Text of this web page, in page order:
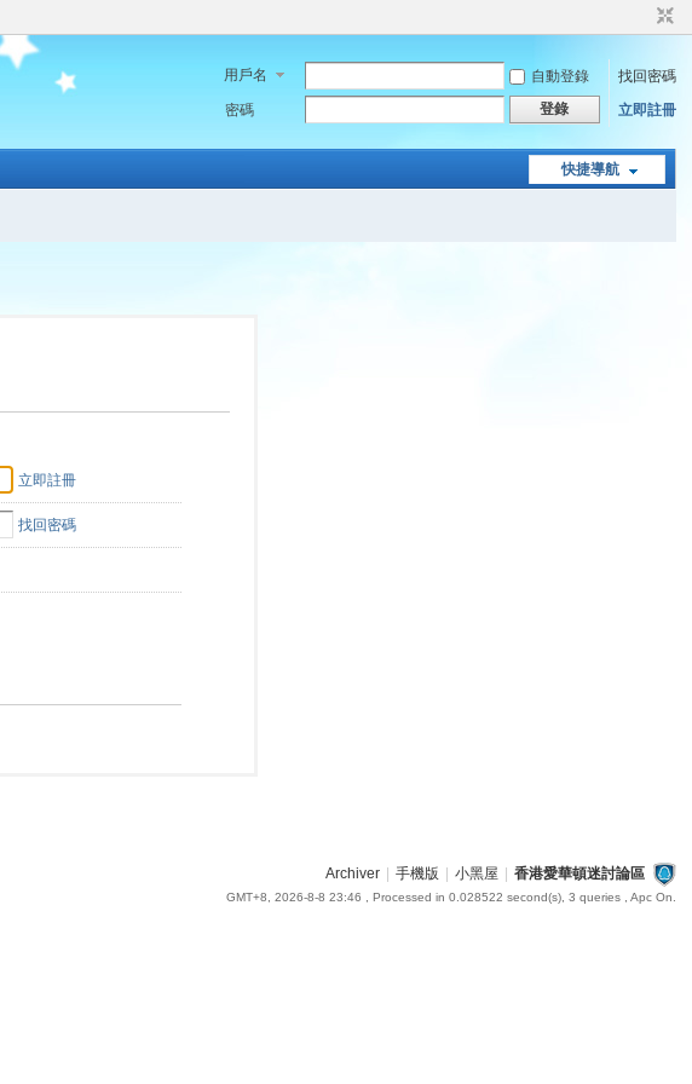
用戶名 自動登錄
找回密碼
密碼
登錄 立即註冊
快捷導航
立即註冊
找回密碼
Archiver 手機版 小黑屋 香港愛華頓迷討論區
GMT+8, 2026-8-8 23:46 , Processed in 0.028522 second(s), 3 queries , Apc On.